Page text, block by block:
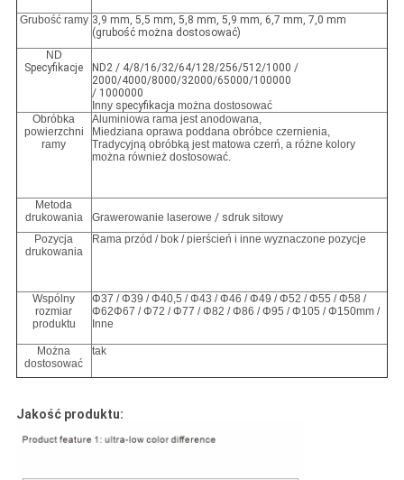
Grubość ramy 3,9 mm, 5,5 mm, 5,8 mm, 5,9 mm, 6,7 mm, 7,0 mm
(grubość można dostosować)
ND
Specyfikacje
ND2 / 4/8/16/32/64/128/256/512/1000 /
2000/4000/8000/32000/65000/100000
/ 1000000
Inny specyfikacja można dostosować
Obróbka
powierzchni
ramy
Aluminiowa rama jest anodowana,
Miedziana oprawa poddana obróbce czernienia,
Tradycyjną obróbką jest matowa czerń, a różne kolory
można również dostosować.
Metoda
drukowania
Grawerowanie laserowe / sdruk sitowy
Pozycja
drukowania
Rama przód / bok / pierścień i inne wyznaczone pozycje
Wspólny
rozmiar
produktu
Φ37 / Φ39 / Φ40,5 / Φ43 / Φ46 / Φ49 / Φ52 / Φ55 / Φ58 /
Φ62Φ67 / Φ72 / Φ77 / Φ82 / Φ86 / Φ95 / Φ105 / Φ150mm /
Inne
Można
dostosować
tak
Jakość produktu: